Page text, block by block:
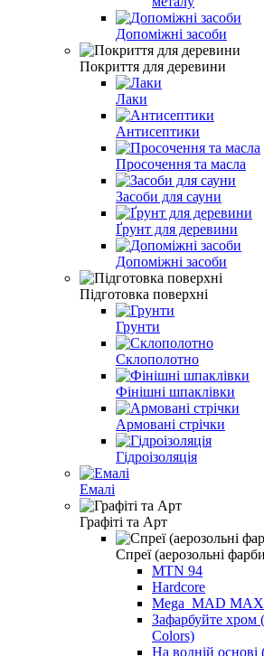
Допоміжні засоби
Покриття для деревини
Лаки
Антисептики
Просочення та масла
Засоби для сауни
Ґрунт для деревини
Допоміжні засоби
Підготовка поверхні
Грунти
Склополотно
Фінішні шпаклівки
Армовані стрічки
Гідроізоляція
Емалі
Графіті та Арт
Спреї (аерозольні
MTN 94
Hardcore
Mega_MAD
Зафарбуйте
Colors)
На водній основі